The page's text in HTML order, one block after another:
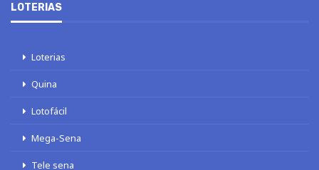
LOTERIAS
Loterias
Quina
Lotofácil
Mega-Sena
Tele sena